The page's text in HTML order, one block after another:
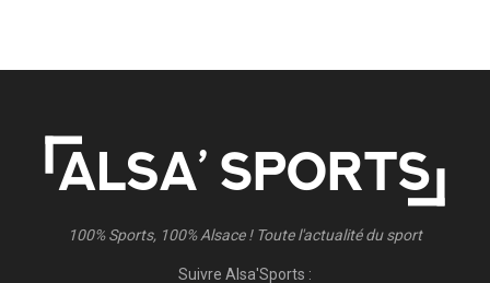
100% Sports, 100% Alsace ! Toute l'actualité du sport
Suivre Alsa'Sports :